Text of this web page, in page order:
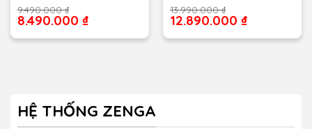
9.490.000₫
9.490.000 ₫.
8.490.000 ₫
hiện
13.990.000₫
gốc
là:
13.990.000 ₫.
12.890.000 ₫
hiện
HỆ THỐNG ZENGA